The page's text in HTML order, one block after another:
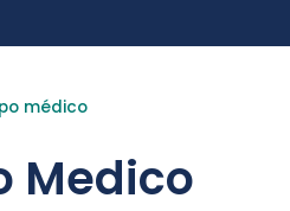
médico
Medico